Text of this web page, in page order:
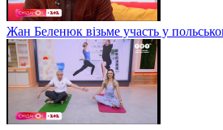
Жан Беленюк візьме участь у